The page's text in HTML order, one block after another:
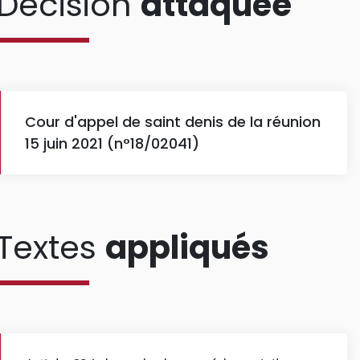
Cour d'appel de saint denis de la réunion
15 juin 2021 (n°18/02041)
appliqués